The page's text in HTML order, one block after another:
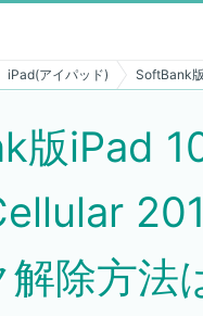
iPad(アイパッド) SoftBank
版iPad
除方法